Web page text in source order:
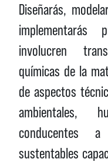
Diseñarás,
implementarás
involucren
químicas de la
de aspectos
ambientales,
conducentes
sustentables